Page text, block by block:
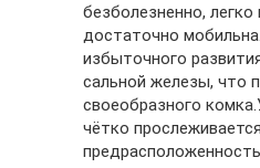
безболезненно,
достаточно
избыточного
сальной железы, что
своеобразного
чётко